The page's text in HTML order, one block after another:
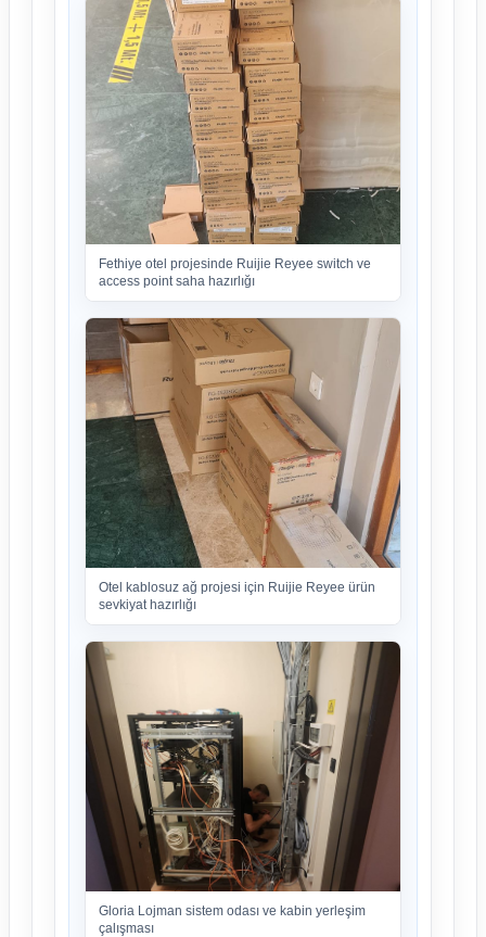
Fethiye otel projesinde Ruijie Reyee switch ve
access point saha hazırlığı
Otel kablosuz ağ projesi için Ruijie Reyee ürün
sevkiyat hazırlığı
Gloria Lojman sistem odası ve kabin yerleşim
çalışması